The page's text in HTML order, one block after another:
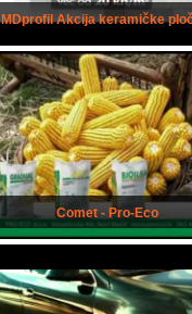
MDprofil Akcija keramičke
Comet - Pro-Eco